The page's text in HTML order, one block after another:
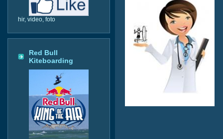
hir, video, foto
Red Bull
Kiteboarding